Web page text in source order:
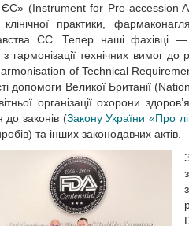
(Instrument for Pre-accession
практики,
ЄС. Тепер наші фахівці —
з гармонізації технічних вимог
of Technical
допомоги Великої Британії
організації охорони
до законів (Закону України «Про
та інших законодавчих актів.